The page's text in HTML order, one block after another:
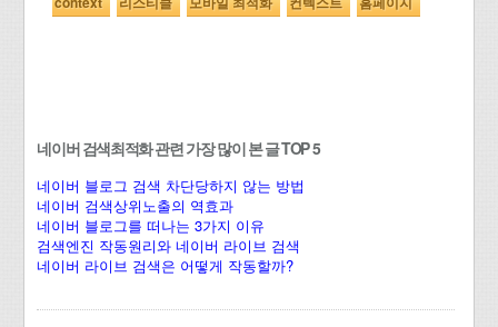
네이버 검색최적화 관련 가장 많이 본 글 TOP 5
네이버 블로그 검색 차단당하지 않는 방법
네이버 검색상위노출의 역효과
네이버 블로그를 떠나는 3가지 이유
검색엔진 작동원리와 네이버 라이브 검색
네이버 라이브 검색은 어떻게 작동할까?